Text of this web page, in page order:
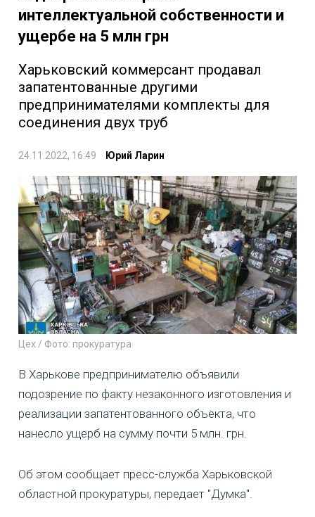
интеллектуальной собственности и
ущербе на 5 млн грн
Харьковский коммерсант продавал
запатентованные другими
предпринимателями комплекты для
соединения двух труб
24.11.2022, 16:49 Юрий Ларин
Цех / Фото: прокуратура
В Харькове предпринимателю объявили
подозрение по факту незаконного изготовления и
реализации запатентованного объекта, что
нанесло ущерб на сумму почти 5 млн. грн.
Об этом сообщает пресс-служба Харьковской
областной прокуратуры, передает "Думка".